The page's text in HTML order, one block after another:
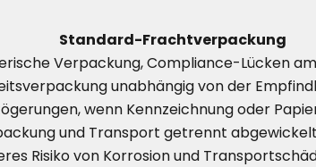
Standard-Frachtverpackung
Verpackung, Compliance-Lücken
unabhängig von der
wenn Kennzeichnung oder
und Transport getrennt abgewickelt
Risiko von Korrosion und